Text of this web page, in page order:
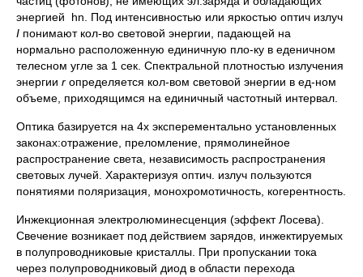
энергией hn. Под интенсивностью или яркостью оптич излуч
I понимают кол-во световой энергии, падающей на
нормально расположенную единичную пло-ку в еденичном
телесном угле за 1 сек. Спектральной плотностью излучения
энергии r определяется кол-вом световой энергии в ед-ном
объеме, приходящимся на единичный частотный интервал.
Оптика базируется на 4х эксперементально установленных
законах:отражение, преломление, прямолинейное
распространение света, независимость распространения
световых лучей. Характеризуя оптич. излуч пользуются
понятиями поляризация, монохромотичность, когерентность.
Инжекционная электролюминесценция (эффект Лосева).
Свечение возникает под действием зарядов, инжектируемых
в полупроводниковые кристаллы. При пропускании тока
через полупроводниковый диод в области перехода